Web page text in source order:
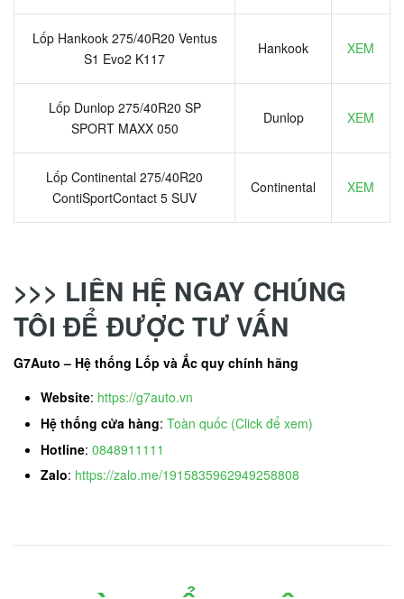
Lốp Hankook 275/40R20 Ventus
S1 Evo2 K117
Hankook XEM
Lốp Dunlop 275/40R20 SP
SPORT MAXX 050
Dunlop XEM
Lốp Continental 275/40R20
ContiSportContact 5 SUV
Continental XEM
>>> LIÊN HỆ NGAY CHÚNG
TÔI ĐỂ ĐƯỢC TƯ VẤN
G7Auto – Hệ thống Lốp và Ắc quy chính hãng
Website: https://g7auto.vn
Hệ thống cửa hàng: Toàn quốc (Click để xem)
Hotline: 0848911111
Zalo: https://zalo.me/1915835962949258808